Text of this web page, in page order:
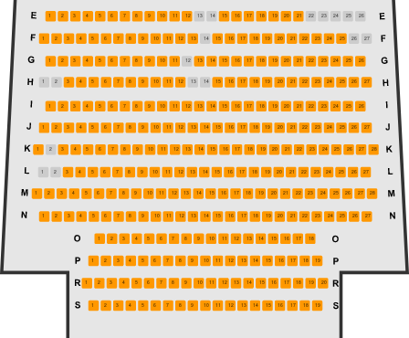
1 2 3 4 5 6 7 8 9 10 11 12 13 14 15 16 17 18 19 20 21 22 23 24 25 26
1 2 3 4 5 6 7 8 9 10 11 12 13 14 15 16 17 18 19 20 21 22 23 24 25 26
1 2 3 4 5 6 7 8 9 10 11 12 13 14 15 16 17 18 19 20 21 22 23 24 25 26 27
1 2 3 4 5 6 7 8 9 10 11 12 13 14 15 16 17 18 19 20 21 22 23 24 25 26 27
1 2 3 4 5 6 7 8 9 10 11 12 13 14 15 16 17 18 19 20 21 22 23 24 25 26 27
1 2 3 4 5 6 7 8 9 10 11 12 13 14 15 16 17 18 19 20 21 22 23 24 25 26 27
1 2 3 4 5 6 7 8 9 10 11 12 13 14 15 16 17 18
1 2 3 4 5 6 7 8 9 10 11 12 13 14 15 16 17 18
1 2 3 4 5 6 7 8 9 10 11 12 13 14 15 16 17 18 19
1 2 3 4 5 6 7 8 9 10 11 12 13 14 15 16 17 18 19
1 2 3 4 5 6 7 8 9 10 11 12 13 14 15 16 17 18 19 20
19 20 21 22 23 24 25 26 27
1 2 3 4 5 6 7 8 9 10 11 12 13 14 15 16 17 18 19 20 21 22 23 24 25 26 27 28
1 2 3 4 5 6 7 8 9 10 11 12 13 14 15 16 17 18 19 20 21 22 23 24 25 26 27 28
1 2 3 4 5 6 7 8 9 10 11 12 13 14 15 16 17 18 19 20 21 22 23 24 25 26